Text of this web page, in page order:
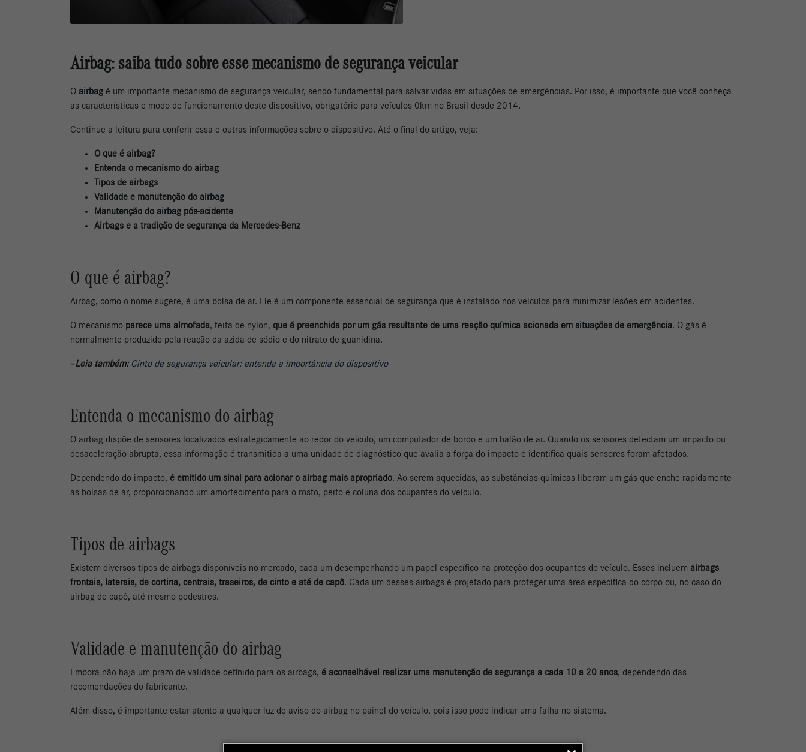
Airbag: saiba tudo sobre esse mecanismo de segurança veicular
O airbag é um importante mecanismo de segurança veicular, sendo fundamental para salvar vidas em situações de emergências. Por isso, é importante que você conheça
as características e modo de funcionamento deste dispositivo, obrigatório para veículos 0km no Brasil desde 2014.
Continue a leitura para conferir essa e outras informações sobre o dispositivo. Até o final do artigo, veja:
O que é airbag?
Entenda o mecanismo do airbag
Tipos de airbags
Validade e manutenção do airbag
Manutenção do airbag pós-acidente
Airbags e a tradição de segurança da Mercedes-Benz
O que é airbag?
Airbag, como o nome sugere, é uma bolsa de ar. Ele é um componente essencial de segurança que é instalado nos veículos para minimizar lesões em acidentes.
O mecanismo parece uma almofada, feita de nylon, que é preenchida por um gás resultante de uma reação química acionada em situações de emergência. O gás é
normalmente produzido pela reação da azida de sódio e do nitrato de guanidina.
- Leia também: Cinto de segurança veicular: entenda a importância do dispositivo
Entenda o mecanismo do airbag
O airbag dispõe de sensores localizados estrategicamente ao redor do veículo, um computador de bordo e um balão de ar. Quando os sensores detectam um impacto ou
desaceleração abrupta, essa informação é transmitida a uma unidade de diagnóstico que avalia a força do impacto e identifica quais sensores foram afetados.
Dependendo do impacto, é emitido um sinal para acionar o airbag mais apropriado. Ao serem aquecidas, as substâncias químicas liberam um gás que enche rapidamente
as bolsas de ar, proporcionando um amortecimento para o rosto, peito e coluna dos ocupantes do veículo.
Tipos de airbags
Existem diversos tipos de airbags disponíveis no mercado, cada um desempenhando um papel específico na proteção dos ocupantes do veículo. Esses incluem airbags
frontais, laterais, de cortina, centrais, traseiros, de cinto e até de capô. Cada um desses airbags é projetado para proteger uma área específica do corpo ou, no caso do
airbag de capô, até mesmo pedestres.
Validade e manutenção do airbag
Embora não haja um prazo de validade definido para os airbags, é aconselhável realizar uma manutenção de segurança a cada 10 a 20 anos, dependendo das
recomendações do fabricante.
Além disso, é importante estar atento a qualquer luz de aviso do airbag no painel do veículo, pois isso pode indicar uma falha no sistema.